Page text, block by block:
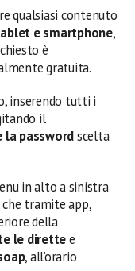
qualsiasi contenuto
e smartphone,
è
gratuita.
inserendo tutti i
il
passwordscelta
in alto a sinistra
che tramite app,
della
le direttee
, all’orario